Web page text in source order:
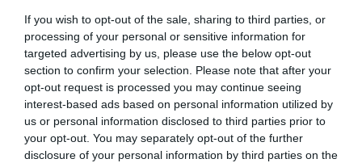
If you wish to opt-out of the sale, sharing to third parties, or
processing of your personal or sensitive information for
targeted advertising by us, please use the below opt-out
section to confirm your selection. Please note that after your
opt-out request is processed you may continue seeing
interest-based ads based on personal information utilized by
us or personal information disclosed to third parties prior to
your opt-out. You may separately opt-out of the further
disclosure of your personal information by third parties on the